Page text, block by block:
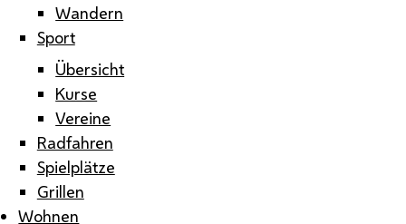
Wandern
Sport
Übersicht
Kurse
Vereine
Radfahren
Spielplätze
Grillen
Wohnen